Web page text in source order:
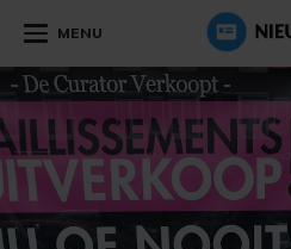
MENU